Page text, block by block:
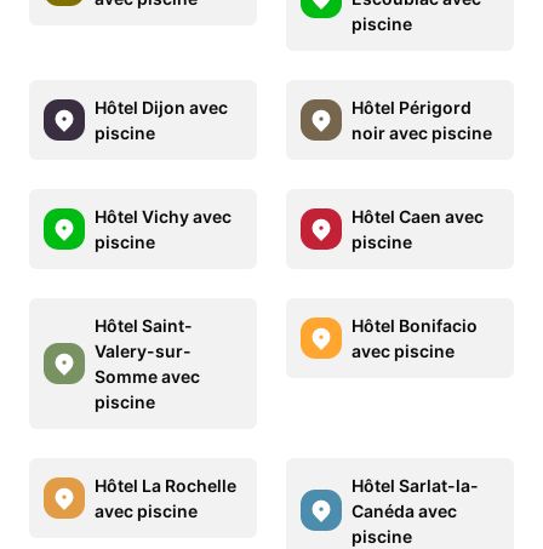
piscine
Hôtel Dijon avec
piscine
Hôtel Périgord
noir avec piscine
Hôtel Vichy avec
piscine
Hôtel Caen avec
piscine
Hôtel Saint-
Valery-sur-
Somme avec
piscine
Hôtel Bonifacio
avec piscine
Hôtel La Rochelle
avec piscine
Hôtel Sarlat-la-
Canéda avec
piscine